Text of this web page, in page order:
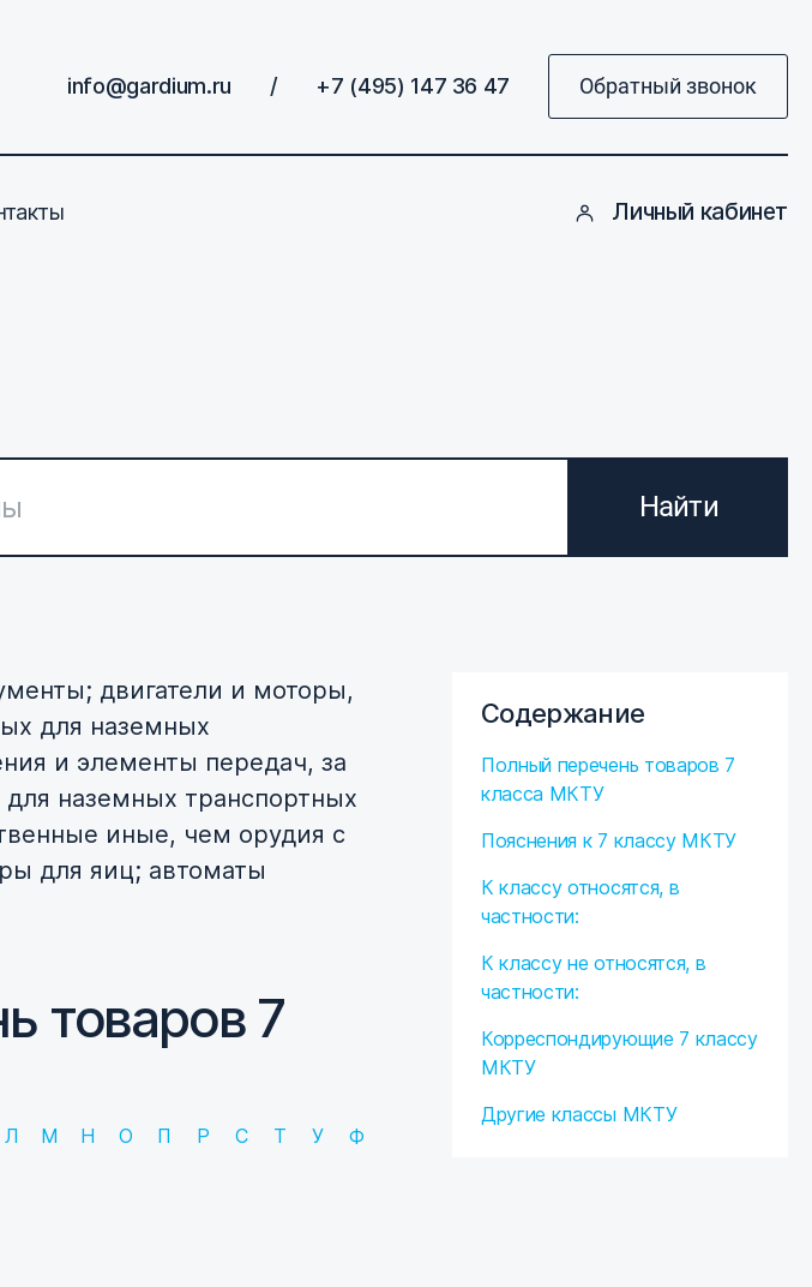
info@gardium.ru / +7 (495) 147 36 47 Обратный звонок
Личный кабинет
Найти
двигатели и моторы,
для наземных
и элементы передач, за
наземных транспортных
иные, чем орудия с
для яиц; автоматы
товаров 7
Л М Н О П Р С Т У
Ф
Содержание
Полный перечень товаров 7
класса МКТУ
Пояснения к 7 классу МКТУ
К классу относятся, в
частности:
К классу не относятся, в
частности:
Корреспондирующие 7 классу
МКТУ
Другие классы МКТУ